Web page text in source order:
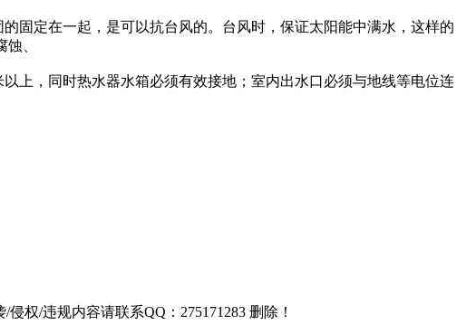
固定在一起，是可以抗台风的。台风时，保证太阳能中满水，这样的
、
上，同时热水器水箱必须有效接地；室内出水口必须与地线等电位连
权/违规内容请联系QQ：275171283 删除！